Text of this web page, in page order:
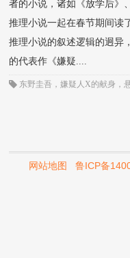
者的小说，诸如《放学后》
推理小说一起在春节期间读
推理小说的叙述逻辑的迥异
的代表作《嫌疑....
东野圭吾 ，嫌疑人X的献身 ，
网站地图 鲁ICP备